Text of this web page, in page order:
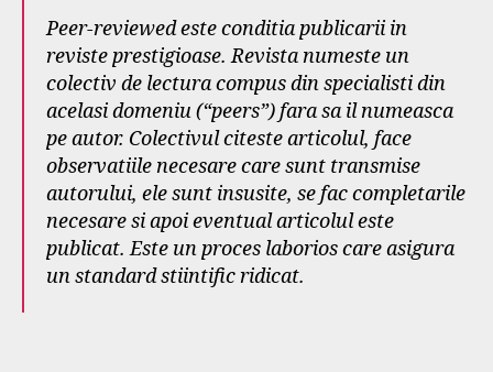
Peer-reviewed este conditia publicarii in
reviste prestigioase. Revista numeste un
colectiv de lectura compus din specialisti din
acelasi domeniu (“peers”) fara sa il numeasca
pe autor. Colectivul citeste articolul, face
observatiile necesare care sunt transmise
autorului, ele sunt insusite, se fac completarile
necesare si apoi eventual articolul este
publicat. Este un proces laborios care asigura
un standard stiintific ridicat.